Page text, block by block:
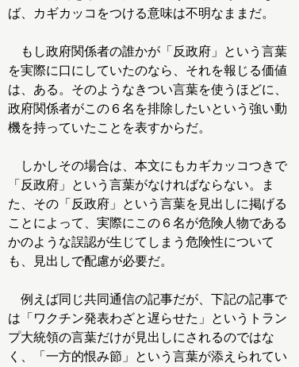
ば、カギカッコをつける意味は不明なままだ。
もし政府関係者の誰かが「反政府」という言葉
を実際に口にしていたのなら、それを報じる価値
は、ある。そのようなきつい言葉を使うほどに、
政府関係者がこの６名を排除したいという強い動
機を持っていたことを表すからだ。
しかしその場合は、本文にもカギカッコつきで
「反政府」という言葉がなければならない。ま
た、その「反政府」という言葉を見出しに掲げる
ことによって、実際にこの６名が危険人物である
かのような誤認が生じてしまう危険性について
も、見出しで配慮が必要だ。
例えば同じ共同通信の記事だが、下記の記事で
は「ワクチン発表わざと遅らせた」というトラン
プ大統領の言葉だけが見出しにされるのではな
く、「一方的恨み節」という言葉が添えられてい